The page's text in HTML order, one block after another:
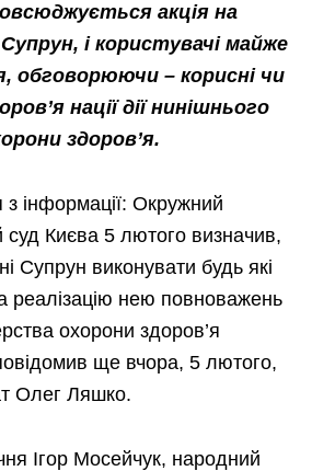
акція на
і користувачі майже
обговорюючи – корисні чи
нації дії нинішнього
здоров’я.
інформації: Окружний
суд Києва 5 лютого визначив,
Супрун виконувати будь які
реалізацію нею повноважень
охорони здоров’я
ще вчора, 5 лютого,
Олег Ляшко.
Ігор Мосейчук, народний